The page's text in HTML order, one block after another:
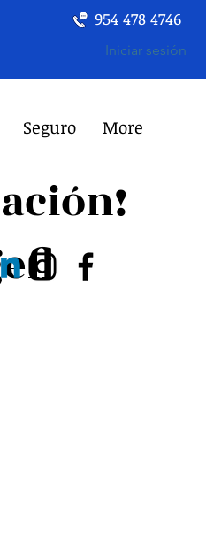
954 478 4746
Iniciar sesión
Seguro More